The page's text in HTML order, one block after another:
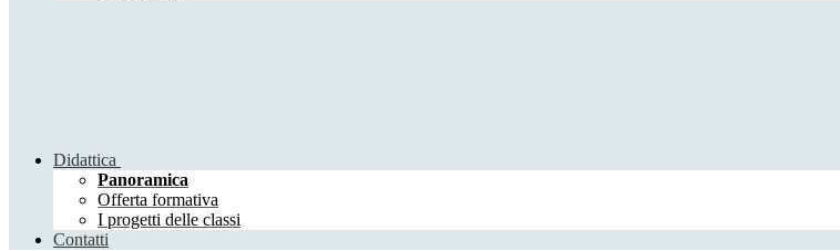
Didattica
Panoramica
Offerta formativa
I progetti delle classi
Contatti